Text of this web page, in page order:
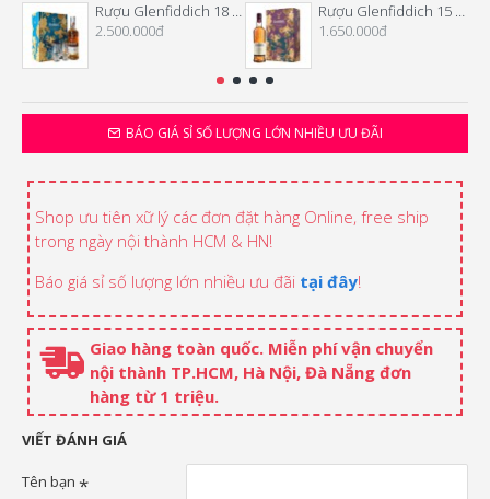
BÁO GIÁ SỈ SỐ LƯỢNG LỚN NHIỀU ƯU ĐÃI
Rượu Glenfiddich 18 Năm Hộp Quà Tết 2026
2.500.000đ
Rượu Glenfiddich 15 Năm Hộp Quà Tết 2026
1.650.000đ
Shop ưu tiên xữ lý các đơn đặt hàng Online, free ship
trong ngày nội thành HCM & HN!
Báo giá sỉ số lượng lớn nhiều ưu đãi tại đây!
Giao hàng toàn quốc. Miễn phí vận chuyển
nội thành TP.HCM, Hà Nội, Đà Nẵng đơn
hàng từ 1 triệu.
VIẾT ĐÁNH GIÁ
Tên bạn